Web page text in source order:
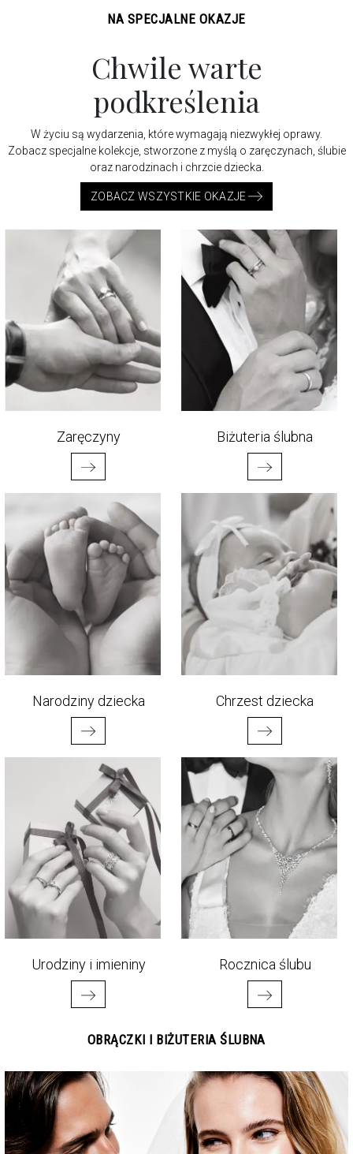
NA SPECJALNE OKAZJE
Chwile warte
podkreślenia
W życiu są wydarzenia, które wymagają niezwykłej oprawy.
Zobacz specjalne kolekcje, stworzone z myślą o zaręczynach, ślubie
oraz narodzinach i chrzcie dziecka.
ZOBACZ WSZYSTKIE OKAZJE
Zaręczyny Biżuteria ślubna
Narodziny dziecka Chrzest dziecka
Urodziny i imieniny Rocznica ślubu
OBRĄCZKI I BIŻUTERIA ŚLUBNA